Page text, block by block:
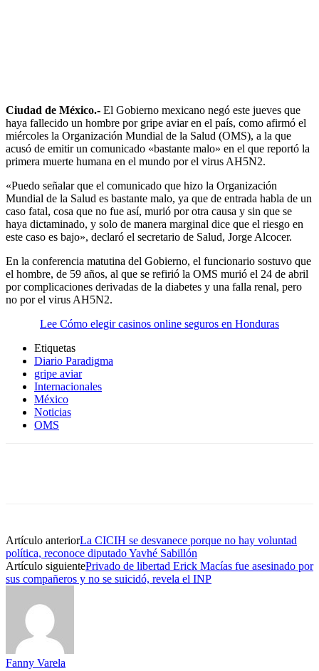
Ciudad de México.- El Gobierno mexicano negó este jueves que
haya fallecido un hombre por gripe aviar en el país, como afirmó el
miércoles la Organización Mundial de la Salud (OMS), a la que
acusó de emitir un comunicado «bastante malo» en el que reportó la
primera muerte humana en el mundo por el virus AH5N2.
«Puedo señalar que el comunicado que hizo la Organización
Mundial de la Salud es bastante malo, ya que de entrada habla de un
caso fatal, cosa que no fue así, murió por otra causa y sin que se
haya dictaminado, y solo de manera marginal dice que el riesgo en
este caso es bajo», declaró el secretario de Salud, Jorge Alcocer.
En la conferencia matutina del Gobierno, el funcionario sostuvo que
el hombre, de 59 años, al que se refirió la OMS murió el 24 de abril
por complicaciones derivadas de la diabetes y una falla renal, pero
no por el virus AH5N2.
Lee Cómo elegir casinos online seguros en Honduras
Etiquetas
Diario Paradigma
gripe aviar
Internacionales
México
Noticias
OMS
Artículo anteriorLa CICIH se desvanece porque no hay voluntad
política, reconoce diputado Yavhé Sabillón
Artículo siguientePrivado de libertad Erick Macías fue asesinado por
sus compañeros y no se suicidó, revela el INP
Fanny Varela